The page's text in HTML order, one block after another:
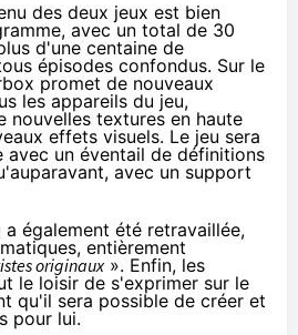
des deux jeux est bien
avec un total de 30
d'une centaine de
épisodes confondus. Sur le
promet de nouveaux
les appareils du jeu,
nouvelles textures en haute
effets visuels. Le jeu sera
avec un éventail de définitions
avec un support
également été retravaillée,
tiques, entièrement
originaux». Enfin, les
le loisir de s'exprimer sur le
qu'il sera possible de créer et
pour lui.